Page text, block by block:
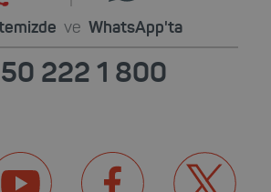
ve WhatsApp'ta
222 1 800